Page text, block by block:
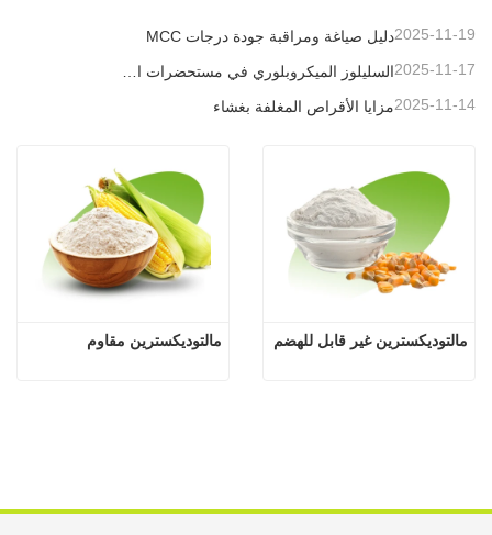
دليل صياغة ومراقبة جودة درجات MCC2025-11-19
2025-11-17
مزايا الأقراص المغلفة بغشاء2025-11-14
مالتوديكسترين مقاوم مالتوديكسترين غير قابل للهضم